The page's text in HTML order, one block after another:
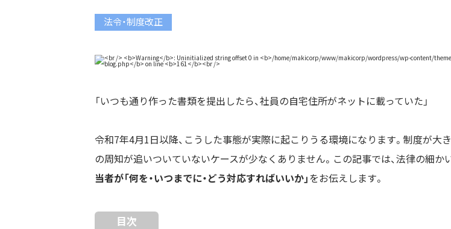
法令・制度改正
「いつも通り作った書類を提出したら、社員の自宅住所がネットに載っていた」
令和7年4月1日以降、こうした事態が実際に起こりうる環境になります。制度が大
の周知が追いついていないケースが少なくありません。この記事では、法律の細か
当者が「何を・いつまでに・どう対応すればいいか」をお伝えします。
目次